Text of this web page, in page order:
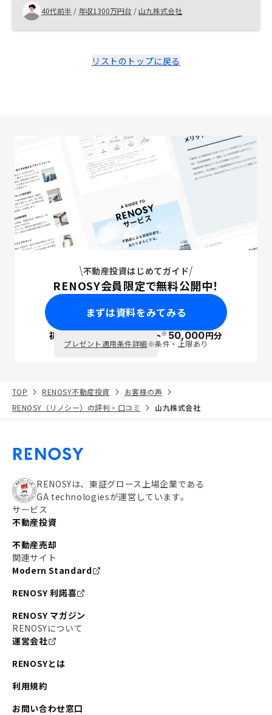
として取り揃えて欲しい。
40代前半 / 年収1300万円台 /山九株式会社
リストのトップに戻る
不動産投資はじめてガイド
RENOSY会員限定で無料公開中！
まずは資料をみてみる
初回面談で ポイント※50,000円分
プレゼント適用条件詳細※条件・上限あり
TOP RENOSY不動産投資
お客様の声
RENOSY（リノシー）の評判・口コミ
山九株式会社
RENOSYは、東証グロース上場企業である
GA technologiesが運営しています。
サービス
不動産投資
不動産売却
関連サイト
Modern Standard
RENOSY 利諾喜
RENOSY マガジン
RENOSYについて
運営会社
RENOSYとは
利用規約
お問い合わせ窓口